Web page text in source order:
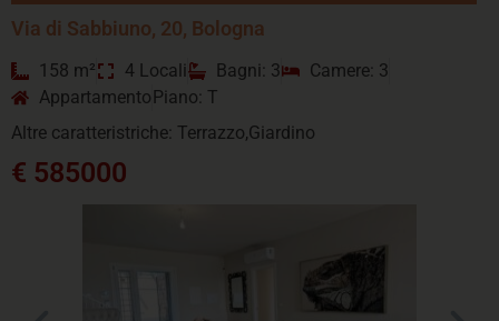
Via di Sabbiuno, 20, Bologna
158 m² 4 Locali Bagni: 3
Camere: 3
Appartamento Piano: T
Altre caratteristriche: Terrazzo,Giardino
€ 585000